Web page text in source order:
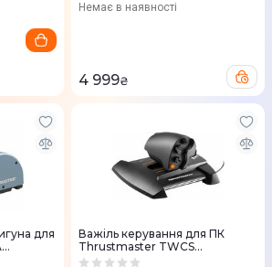
Немає в наявності
4 999₴
для
Важіль керування для ПК
Thrustmaster TWCS
THROTTLE (2960754)